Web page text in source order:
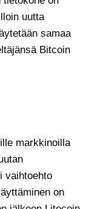
uutta
samaa
Bitcoin
markkinoilla
vaihtoehto
on